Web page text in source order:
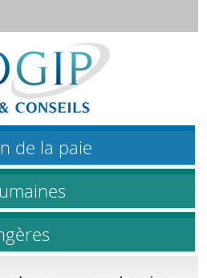
de la paie